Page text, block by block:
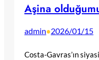
Aşina
admin•2026/01/15
Costa-Gavras’ın